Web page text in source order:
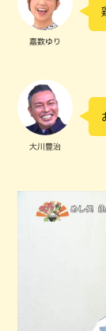
嘉数ゆり
大川豊治